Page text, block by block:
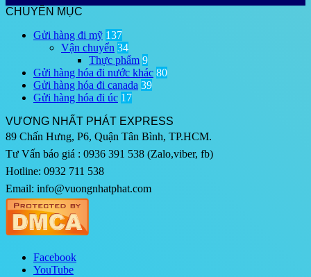
CHUYÊN MỤC
Gửi hàng đi mỹ 137
Vận chuyển 34
Thực phẩm 9
Gửi hàng hóa đi nước khác 80
Gửi hàng hóa đi canada 39
Gửi hàng hóa đi úc 17
VƯƠNG NHẤT PHÁT EXPRESS
89 Chấn Hưng, P6, Quận Tân Bình, TP.HCM.
Tư Vấn báo giá : 0936 391 538 (Zalo,viber, fb)
Hotline: 0932 711 538
Email: info@vuongnhatphat.com
Facebook
YouTube